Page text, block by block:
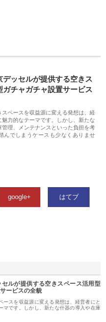
デッセルが提供する空きス
ガチャガチャ設置サービス
スペースを収益源に変える発想は、経
魅力的なテーマです。しかし、新たな
管理、メンテナンスといった負担を考
んでしまうケースも少なくありませ
google+ はてブ
ルが提供する空きスペース活用型
ービスの全貌
ースを収益源に変える発想は、経営者にと
マです。しかし、新たな什器の導入や在庫